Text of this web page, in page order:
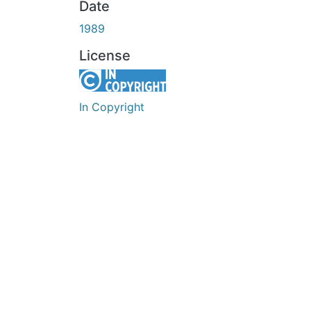
Date
1989
License
In Copyright